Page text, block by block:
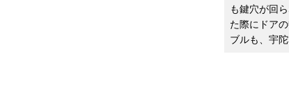
も鍵穴が回
た際にドア
ブルも、宇